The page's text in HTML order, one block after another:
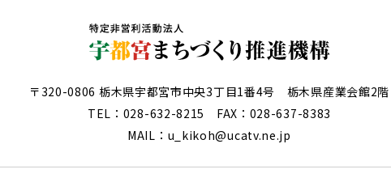
〒320-0806 栃木県宇都宮市中央3丁目1番4号 栃木県産業会館2階
TEL： 028-632-8215
FAX：028-637-8383
MAIL：u_kikoh@ucatv.ne.jp